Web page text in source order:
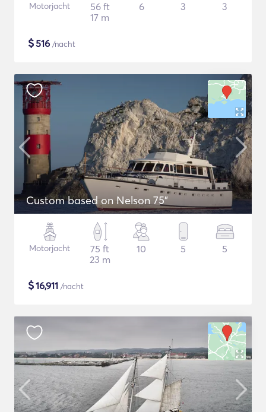
Motorjacht
56 ft
17 m
6 3 3
$516 /nacht
Custom based on Nelson 75"
Motorjacht
75 ft
23 m
10 5 5
$16,911 /nacht